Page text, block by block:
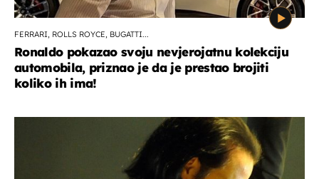
FERRARI, ROLLS ROYCE, BUGATTI...
Ronaldo pokazao svoju nevjerojatnu kolekciju
automobila, priznao je da je prestao brojiti
koliko ih ima!